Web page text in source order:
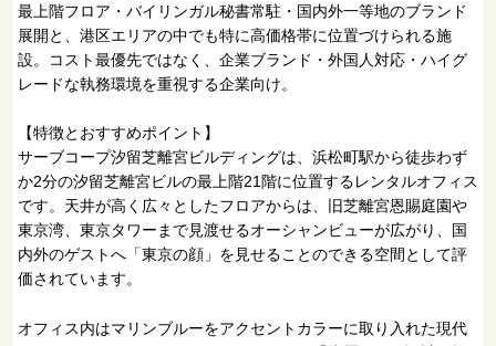
最上階フロア・バイリンガル秘書常駐・国内外一等地のブランド
展開と、港区エリアの中でも特に高価格帯に位置づけられる施
設。コスト最優先ではなく、企業ブランド・外国人対応・ハイグ
レードな執務環境を重視する企業向け。
【特徴とおすすめポイント】
サーブコープ汐留芝離宮ビルディングは、浜松町駅から徒歩わず
か2分の汐留芝離宮ビルの最上階21階に位置するレンタルオフィス
です。天井が高く広々としたフロアからは、旧芝離宮恩賜庭園や
東京湾、東京タワーまで見渡せるオーシャンビューが広がり、国
内外のゲストへ「東京の顔」を見せることのできる空間として評
価されています。
オフィス内はマリンブルーをアクセントカラーに取り入れた現代